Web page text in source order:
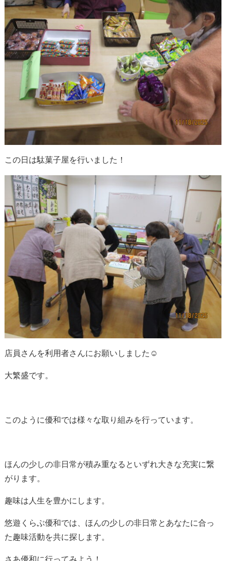
この日は駄菓子屋を行いました！
店員さんを利用者さんにお願いしました☺
大繁盛です。
このように優和では様々な取り組みを行っています。
ほんの少しの非日常が積み重なるといずれ大きな充実に繋
がります。
趣味は人生を豊かにします。
悠遊くらぶ優和では、ほんの少しの非日常とあなたに合っ
た趣味活動を共に探します。
さあ優和に行ってみよう！